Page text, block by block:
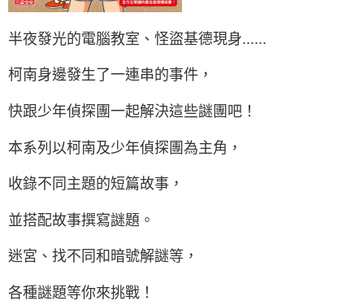
半夜發光的電腦教室、怪盜基德現身......
柯南身邊發生了一連串的事件，
快跟少年偵探團一起解決這些謎團吧！
本系列以柯南及少年偵探團為主角，
收錄不同主題的短篇故事，
並搭配故事撰寫謎題。
迷宮、找不同和暗號解謎等，
各種謎題等你來挑戰！